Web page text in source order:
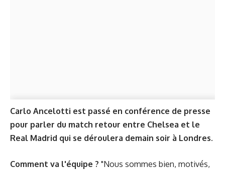
Carlo Ancelotti est passé en conférence de presse
pour parler du match retour entre Chelsea et le
Real Madrid qui se déroulera demain soir à Londres.
Comment va l'équipe ? "Nous sommes bien, motivés,